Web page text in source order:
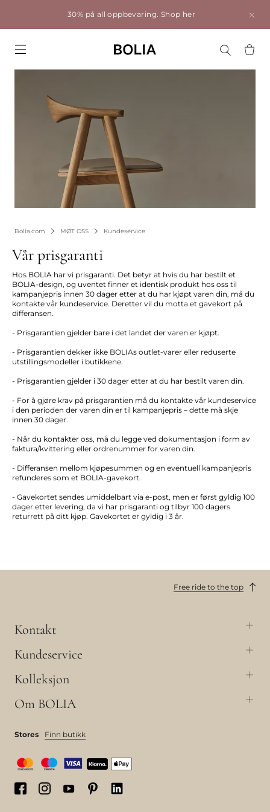
30% på all oppbevaring. Shop her
Bolia.com MØT OSS Kundeservice
Vår prisgaranti
Hos BOLIA har vi prisgaranti. Det betyr at hvis du har bestilt et
BOLIA-design, og uventet finner et identisk produkt hos oss til
kampanjepris innen 30 dager etter at du har kjøpt varen din, må du
kontakte vår kundeservice. Deretter vil du motta et gavekort på
differansen.
- Prisgarantien gjelder bare i det landet der varen er kjøpt.
- Prisgarantien dekker ikke BOLIAs outlet-varer eller reduserte
utstillingsmodeller i butikkene.
- Prisgarantien gjelder i 30 dager etter at du har bestilt varen din.
- For å gjøre krav på prisgarantien må du kontakte vår kundeservice
i den perioden der varen din er til kampanjepris – dette må skje
innen 30 dager.
- Når du kontakter oss, må du legge ved dokumentasjon i form av
faktura/kvittering eller ordrenummer for varen din.
- Differansen mellom kjøpesummen og en eventuell kampanjepris
refunderes som et BOLIA-gavekort.
- Gavekortet sendes umiddelbart via e-post, men er først gyldig 100
dager etter levering, da vi har prisgaranti og tilbyr 100 dagers
returrett på ditt kjøp. Gavekortet er gyldig i 3 år.
Free ride to the top
Kontakt
Kundeservice
Kolleksjon
Om BOLIA
Stores Finn butikk